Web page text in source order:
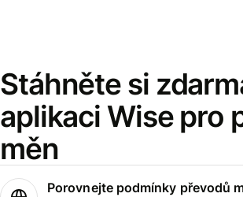
Stáhněte si
aplikaci Wise pro
měn
Porovnejte podmínky převodů